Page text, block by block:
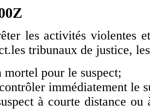
les activités violentes
tribunaux de justice,
mortel pour le suspect;
immédiatement le
à courte distance ou